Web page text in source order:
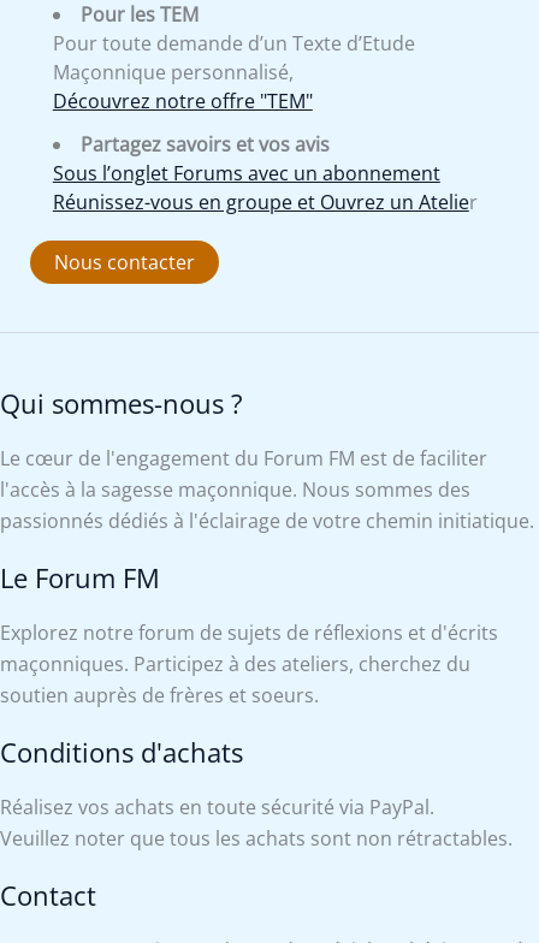
Pour les TEM
Pour toute demande d’un Texte d’Etude
Maçonnique personnalisé,
Découvrez notre offre "TEM"
Partagez savoirs et vos avis
Sous l’onglet Forums avec un abonnement
Réunissez-vous en groupe et Ouvrez un Atelier
Nous contacter
Qui sommes-nous ?
Le cœur de l'engagement du Forum FM est de faciliter
l'accès à la sagesse maçonnique. Nous sommes des
passionnés dédiés à l'éclairage de votre chemin initiatique.
Le Forum FM
Explorez notre forum de sujets de réflexions et d'écrits
maçonniques. Participez à des ateliers, cherchez du
soutien auprès de frères et soeurs.
Conditions d'achats
Réalisez vos achats en toute sécurité via PayPal.
Veuillez noter que tous les achats sont non rétractables.
Contact